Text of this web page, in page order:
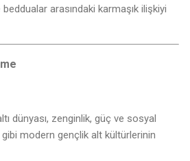
arasındaki karmaşık ilişkiyi
dünyası, zenginlik, güç ve sosyal
modern gençlik alt kültürlerinin